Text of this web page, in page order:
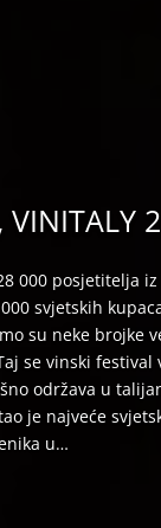
VINITALY
000 posjetitelja
svjetskih
su neke brojke
se vinski festival
održava u
je najveće
u…